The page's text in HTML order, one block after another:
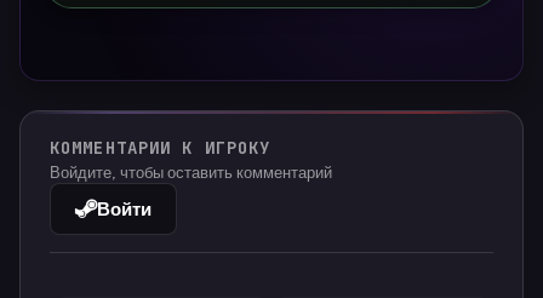
КОММЕНТАРИИ К ИГРОКУ
Войдите, чтобы оставить комментарий
Войти